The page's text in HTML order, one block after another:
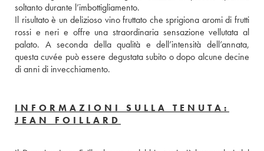
soltanto durante l’imbottigliamento.
Il risultato è un delizioso vino fruttato che sprigiona aromi di frutti
rossi e neri e offre una straordinaria sensazione vellutata al
palato. A seconda della qualità e dell’intensità dell’annata,
questa cuvée può essere degustata subito o dopo alcune decine
di anni di invecchiamento.
INFORMAZIONI SULLA TENUTA:
JEAN FOILLARD